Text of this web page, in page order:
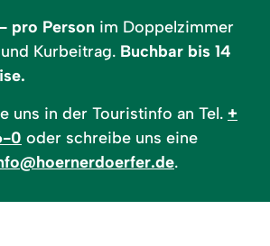
pro Person im Doppelzimmer
Kurbeitrag. Buchbar bis 14
uns in der Touristinfo an Tel. +
0 oder schreibe uns eine
.